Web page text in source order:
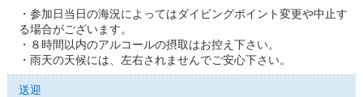
・参加日当日の海況によってはダイビングポイント変更や中止す
る場合がございます。
・８時間以内のアルコールの摂取はお控え下さい。
・雨天の天候には、左右されませんでご安心下さい。
送迎